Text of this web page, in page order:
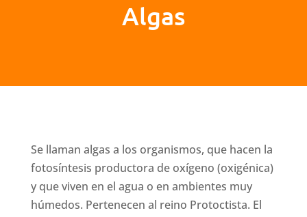
Algas
Se llaman algas a los organismos, que hacen la
fotosíntesis productora de oxígeno (oxigénica)
y que viven en el agua o en ambientes muy
húmedos. Pertenecen al reino Protoctista. El